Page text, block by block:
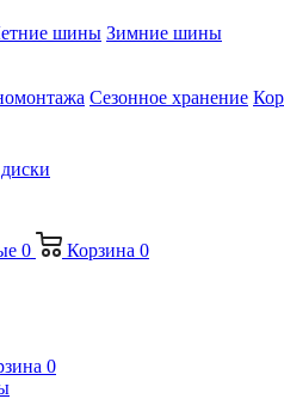
шины Зимние шины
Сезонное хранение
0 Корзина 0
0